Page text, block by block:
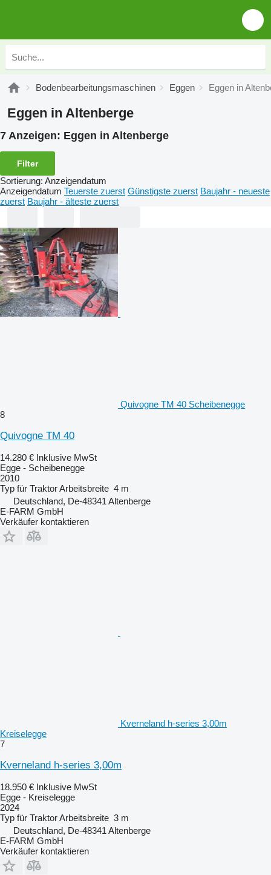
Bodenbearbeitungsmaschinen Eggen Eggen in
Eggen in Altenberge
7 Anzeigen: Eggen in Altenberge
Filter
Sortierung: Anzeigendatum
Anzeigendatum Teuerste zuerst Günstigste zuerst Baujahr - neueste
zuerst Baujahr - älteste zuerst
Quivogne TM 40 Scheibenegge
8
Quivogne TM 40
14.280 € Inklusive MwSt
Egge - Scheibenegge
2010
Typ für TraktorArbeitsbreite 4 m
Deutschland, De-48341 Altenberge
E-FARM GmbH
Verkäufer kontaktieren
Kverneland h-series 3,00m
Kreiselegge
7
Kverneland h-series 3,00m
18.950 € Inklusive MwSt
Egge - Kreiselegge
2024
Typ für TraktorArbeitsbreite 3 m
Deutschland, De-48341 Altenberge
E-FARM GmbH
Verkäufer kontaktieren